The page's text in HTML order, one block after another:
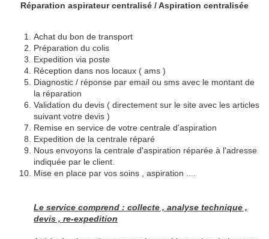
Réparation aspirateur centralisé / Aspiration centralisée
Achat du bon de transport
Préparation du colis
Expedition via poste
Réception dans nos locaux ( ams )
Diagnostic / réponse par email ou sms avec le montant de
la réparation
Validation du devis ( directement sur le site avec les articles
suivant votre devis )
Remise en service de votre centrale d'aspiration
Expedition de la centrale réparé
Nous envoyons la centrale d'aspiration réparée à l'adresse
indiquée par le client.
Mise en place par vos soins , aspiration ....
Le service comprend : collecte , analyse technique ,
devis , re-expedition